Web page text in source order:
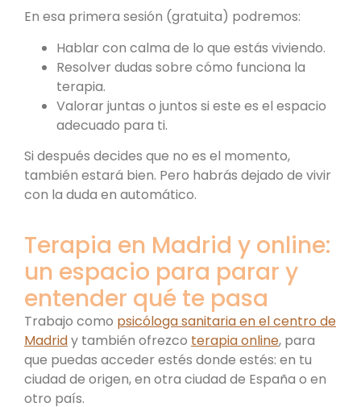
En esa primera sesión (gratuita) podremos:
Hablar con calma de lo que estás viviendo.
Resolver dudas sobre cómo funciona la
terapia.
Valorar juntas o juntos si este es el espacio
adecuado para ti.
Si después decides que no es el momento,
también estará bien. Pero habrás dejado de vivir
con la duda en automático.
Terapia en Madrid y online:
un espacio para parar y
entender qué te pasa
Trabajo como psicóloga sanitaria en el centro de
Madridy también ofrezco terapia online, para
que puedas acceder estés donde estés: en tu
ciudad de origen, en otra ciudad de España o en
otro país.